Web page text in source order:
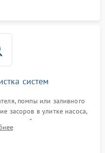
систем
помпы или заливного
засоров в улитке насоса,
ремонт платы
поврежденной проводки.